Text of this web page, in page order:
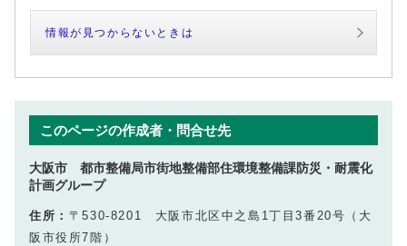
情報が見つからないときは
このページの作成者・問合せ先
大阪市 都市整備局市街地整備部住環境整備課防災・耐震化
計画グループ
住所： 〒530-8201 大阪市北区中之島1丁目3番20号（大
阪市役所7階）